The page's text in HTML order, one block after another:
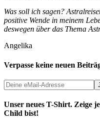
Was soll ich sagen?
positive Wende in meinem
deswegen über das Thema
Angelika
Verpasse keine neuen
Unser neues T-Shirt. Zeige
Child bist!